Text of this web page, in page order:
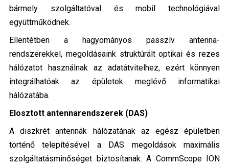
bármely szolgáltatóval és mobil technológiával
együttműködnek.
Ellentétben a hagyományos passzív antenna­
rendszerekkel, megoldásaink struktúrált optikai és rezes
hálózatot használnak az adatátvitelhez, ezért könnyen
integrálhatóak az épületek meglévő informatikai
hálózatába.
Elosztott antennarendszerek (DAS)
A diszkrét antennák hálózatának az egész épületben
történő telepítésével a DAS megoldások maximális
szolgáltatásminőséget biztosítanak. A CommScope ION